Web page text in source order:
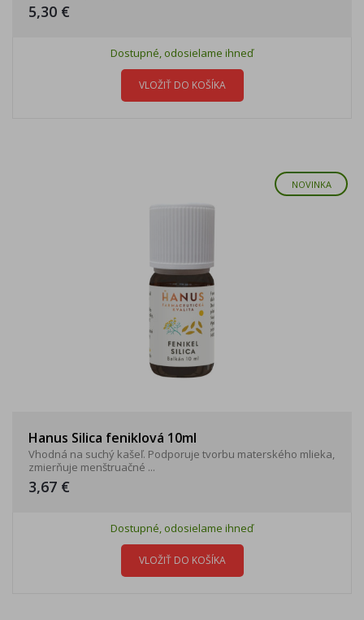
5,30 €
Dostupné, odosielame ihneď
VLOŽIŤ DO KOŠÍKA
NOVINKA
Hanus Silica feniklová 10ml
Vhodná na suchý kašeľ. Podporuje tvorbu materského mlieka,
zmierňuje menštruačné ...
3,67 €
Dostupné, odosielame ihneď
VLOŽIŤ DO KOŠÍKA